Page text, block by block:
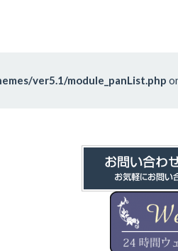
ver5.1/module_panList.php